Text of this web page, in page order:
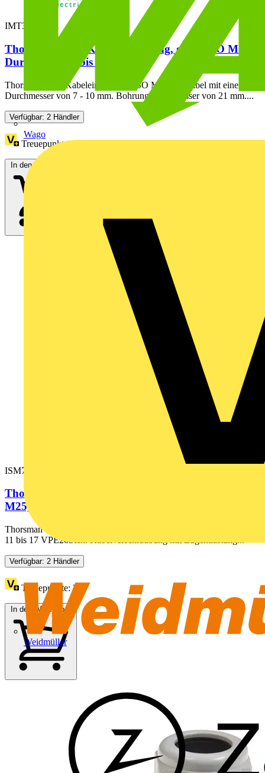
Wago
Weidmüller
IMT36181
Thorsman TET, Kabeleinführung, grau, ISO M20,
Durchmesser 7 bis 10
Thorsman TET Kabeleinführung. ISO M20 für Kabel mit einem
Durchmesser von 7 - 10 mm. Bohrungsdurchmesser von 21 mm....
Verfügbar: 2 Händler
Treuepunkte:10
In den Warenkorb
ISM71504
Thorsman Glands, Kabelverschraubung, grau,
M25, Durchmesser 11 bis 17...
Thorsman Glands, Kabelverschraubung, grau, M25, Durchmesser
11 bis 17 VPE20Stck. Kabelverschraubung mit Zugentlastung...
Verfügbar: 2 Händler
Treuepunkte:31
In den Warenkorb